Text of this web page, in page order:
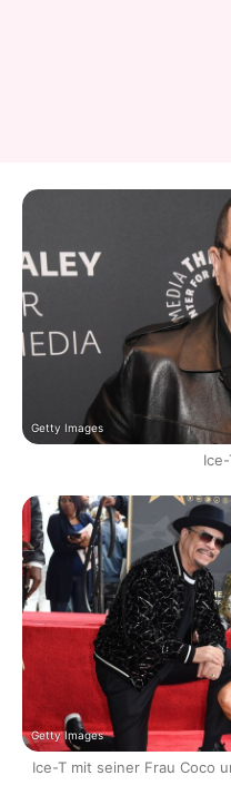
Getty Images
Getty Images
Ice-T mit seiner Frau Coco